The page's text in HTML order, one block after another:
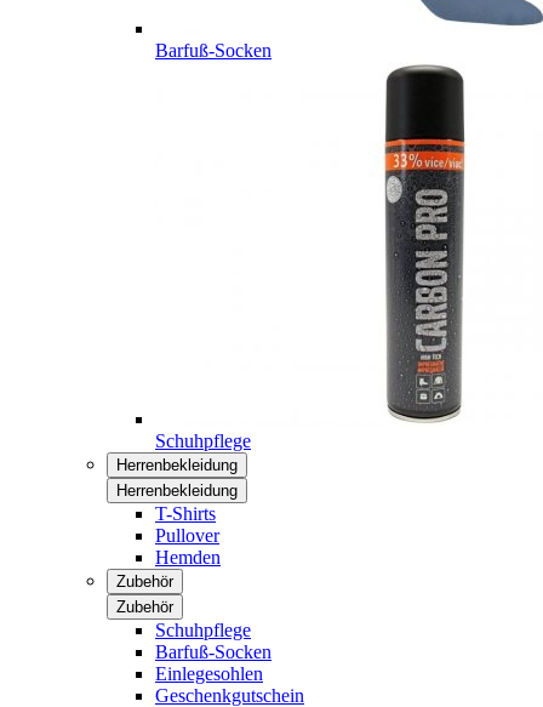
Barfuß-Socken
Schuhpflege
Herrenbekleidung
Herrenbekleidung
T-Shirts
Pullover
Hemden
Zubehör
Zubehör
Schuhpflege
Barfuß-Socken
Einlegesohlen
Geschenkgutschein